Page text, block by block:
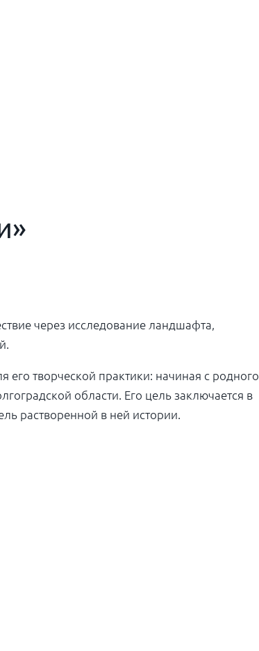
через исследование ландшафта,
творческой практики: начиная с родного
области. Его цель заключается в
растворенной в ней истории.